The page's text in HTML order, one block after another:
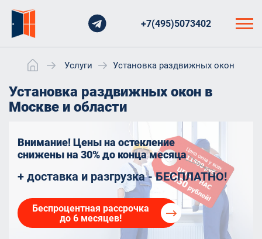
+7(495)5073402
Услуги Установка раздвижных окон
Установка раздвижных окон в
Москве и области
Внимание! Цены на остекление
снижены на 30%до конца месяца
+ доставка и разгрузка - БЕСПЛАТНО!
Беспроцентная рассрочка
до 6 месяцев!